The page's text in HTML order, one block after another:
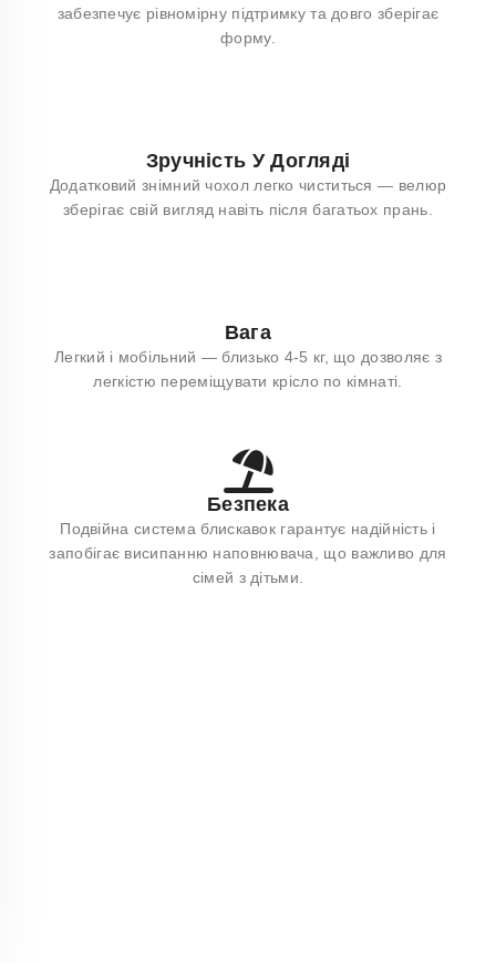
забезпечує рівномірну підтримку та довго зберігає
форму.
Зручність У Догляді
Додатковий знімний чохол легко чиститься — велюр
зберігає свій вигляд навіть після багатьох прань.
Вага
Легкий і мобільний — близько 4-5 кг, що дозволяє з
легкістю переміщувати крісло по кімнаті.
Безпека
Подвійна система блискавок гарантує надійність і
запобігає висипанню наповнювача, що важливо для
сімей з дітьми.